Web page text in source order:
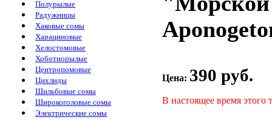
Полурылые
Радужницы
Хаковые сомы
Харациновые
Хелостомовые
Хоботнорылые
Центропомовые
Цихлиды
Шильбовые сомы
Широкоголовые сомы
Электрические сомы
Цена: 390 руб.
В настоящее время этого